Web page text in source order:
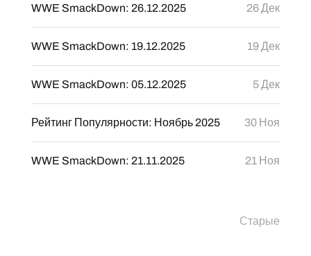
WWE SmackDown: 26.12.2025 26 Дек
WWE SmackDown: 19.12.2025 19 Дек
WWE SmackDown: 05.12.2025 5 Дек
Рейтинг Популярности: Ноябрь 2025 30 Ноя
WWE SmackDown: 21.11.2025 21 Ноя
Старые